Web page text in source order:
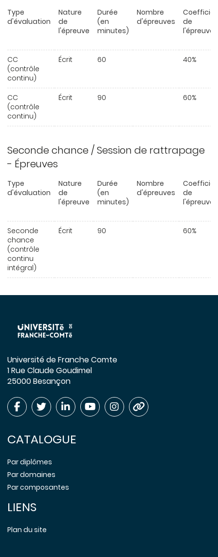
Type
d'évaluation
Nature
de
l'épreuve
Durée
(en
minutes)
Nombre
d'épreuves
de
l'épreuve
CC
(contrôle
continu)
Écrit 60 40%
CC
(contrôle
continu)
Écrit 90 60%
Seconde chance / Session de rattrapage
- Épreuves
Type
d'évaluation
Nature
de
l'épreuve
Durée
(en
minutes)
Nombre
d'épreuves
de
l'épreuve
Seconde
chance
(contrôle
continu
intégral)
Écrit 90 60%
Université de Franche Comte
1 Rue Claude Goudimel
25000 Besançon
CATALOGUE
Par diplômes
Par domaines
Par composantes
LIENS
Plan du site